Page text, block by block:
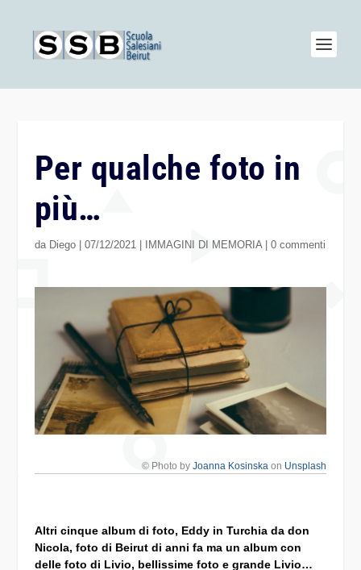
Per qualche foto in
più…
da Diego| 07/12/2021| IMMAGINI DI MEMORIA| 0 commenti
© Photo byJoanna Kosinska on Unsplash
Altri cinque album di foto, Eddy in Turchia da don
Nicola, foto di Beirut di anni fa ma un album con
delle foto di Livio, bellissime foto e grande Livio…